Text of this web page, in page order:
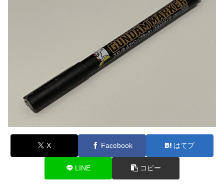
X Facebook はてブ
LINE コピー